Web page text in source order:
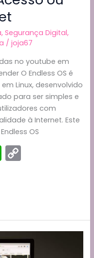
,Segurança Digital,
/joja67
no youtube em
O Endless OS é
Linux, desenvolvido
para ser simples e
com
à Internet. Este
OS
W
h
A
p
p
Li
n
k